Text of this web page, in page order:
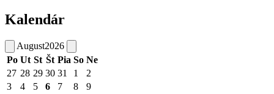
Kalendár
August2026
Po Ut St Št Pia So Ne
27 28 29 30 31 1
2
3
4 5 6 7 8
9